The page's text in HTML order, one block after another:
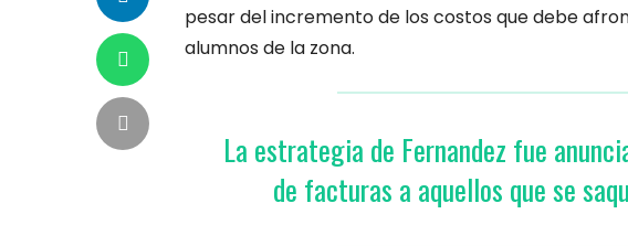
pesar del incremento de los costos que debe
alumnos de la zona.
La estrategia de Fernandez fue
de facturas a aquellos que se